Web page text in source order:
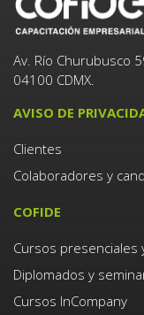
Av. Río Churubusco
04100 CDMX.
AVISO DE
Clientes
Colaboradores y
COFIDE
Cursos presenciales
Diplomados y
Cursos InCompany